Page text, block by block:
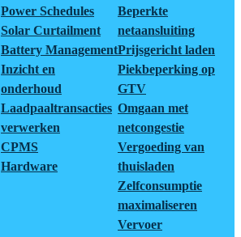
Power Schedules
Solar Curtailment
Battery Management
Inzicht en
onderhoud
Laadpaaltransacties
verwerken
CPMS
Hardware
Beperkte
netaansluiting
Prijsgericht laden
Piekbeperking op
GTV
Omgaan met
netcongestie
Vergoeding van
thuisladen
Zelfconsumptie
maximaliseren
Vervoer